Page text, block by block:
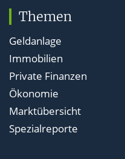
Themen
Geldanlage
Immobilien
Private Finanzen
Ökonomie
Marktübersicht
Spezialreporte